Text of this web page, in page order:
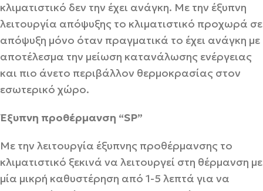
κλιματιστικό δεν την έχει ανάγκη. Με την έξυπνη
λειτουργία απόψυξης το κλιματιστικό προχωρά σε
απόψυξη μόνο όταν πραγματικά το έχει ανάγκη με
αποτέλεσμα την μείωση κατανάλωσης ενέργειας
και πιο άνετο περιβάλλον θερμοκρασίας στον
εσωτερικό χώρο.
Έξυπνη προθέρμανση “SP”
Με την λειτουργία έξυπνης προθέρμανσης το
κλιματιστικό ξεκινά να λειτουργεί στη θέρμανση με
μία μικρή καθυστέρηση από 1-5 λεπτά για να